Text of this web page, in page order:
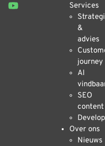
Services
&
advies
journey
AI
SEO
content
Over ons
Nieuws